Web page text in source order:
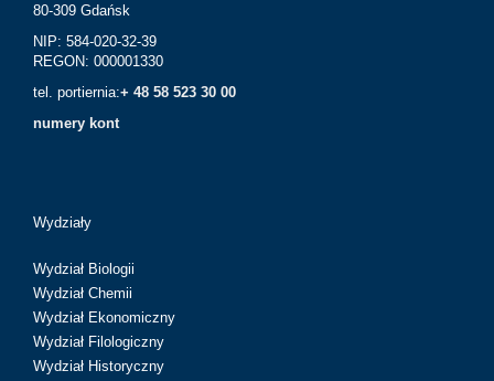
80-309 Gdańsk
NIP: 584-020-32-39
REGON: 000001330
tel. portiernia:+ 48 58 523 30 00
numery kont
Wydziały
Wydział Biologii
Wydział Chemii
Wydział Ekonomiczny
Wydział Filologiczny
Wydział Historyczny